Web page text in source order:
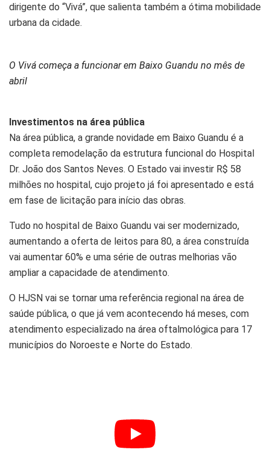
dirigente do “Vivá”, que salienta também a ótima mobilidade
urbana da cidade.
O Vivá começa a funcionar em Baixo Guandu no mês de
abril
Investimentos na área pública
Na área pública, a grande novidade em Baixo Guandu é a
completa remodelação da estrutura funcional do Hospital
Dr. João dos Santos Neves. O Estado vai investir R$ 58
milhões no hospital, cujo projeto já foi apresentado e está
em fase de licitação para início das obras.
Tudo no hospital de Baixo Guandu vai ser modernizado,
aumentando a oferta de leitos para 80, a área construída
vai aumentar 60% e uma série de outras melhorias vão
ampliar a capacidade de atendimento.
O HJSN vai se tornar uma referência regional na área de
saúde pública, o que já vem acontecendo há meses, com
atendimento especializado na área oftalmológica para 17
municípios do Noroeste e Norte do Estado.